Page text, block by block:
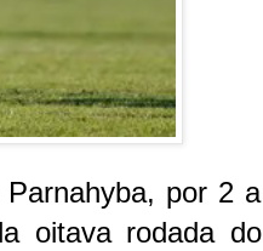
por 2 a
oitava rodada do